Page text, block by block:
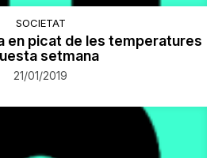
SOCIETAT
en picat de les temperatures
setmana
21/01/2019